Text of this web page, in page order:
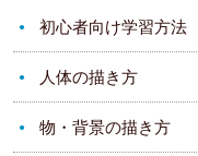
初心者向け学習方法
人体の描き方
物・背景の描き方